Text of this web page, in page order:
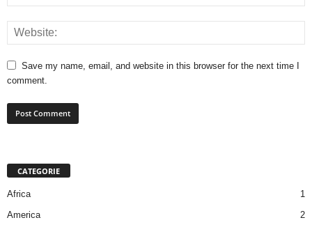
Save my name, email, and website in this browser for the next time I
comment.
CATEGORIE
Africa
1
America
2